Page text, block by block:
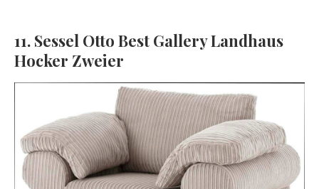
11. Sessel Otto Best Gallery Landhaus
Hocker Zweier